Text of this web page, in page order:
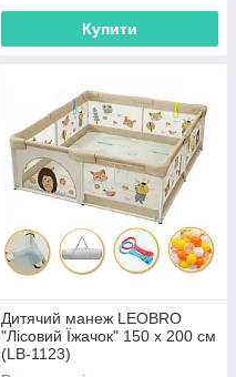
Купити
Дитячий манеж LEOBRO
"Лісовий Їжачок" 150 x 200 см
(LB-1123)